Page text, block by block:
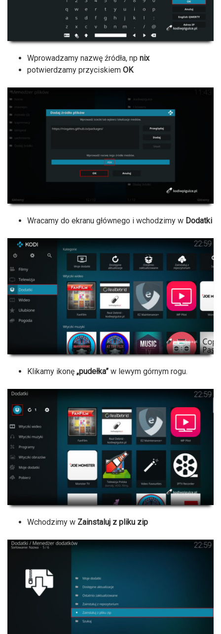
Wprowadzamy nazwę źródła, np nix
potwierdzamy przyciskiem OK
Wracamy do ekranu głównego i wchodzimy w Dodatki
Klikamy ikonę „pudełka” w lewym górnym rogu.
Wchodzimy w Zainstaluj z pliku zip